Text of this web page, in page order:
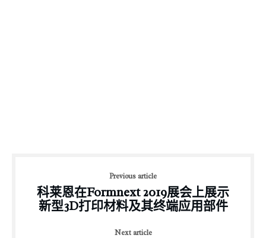
Previous article
科莱恩在Formnext 2019展会上展示
新型3D打印材料及其终端应用部件
Next article